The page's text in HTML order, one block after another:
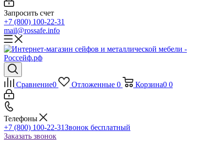
Запросить счет
+7 (800) 100-22-31
mail@rossafe.info
Сравнение0 Отложенные 0 Корзина0 0
Телефоны
+7 (800) 100-22-31Звонок бесплатный
Заказать звонок